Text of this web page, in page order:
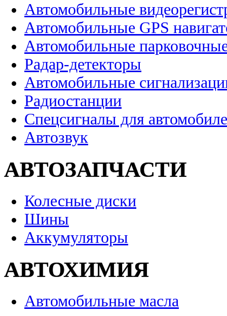
Автомобильные
Автомобильные GPS
Автомобильные
Радар-детекторы
Автомобильные
Радиостанции
Спецсигналы для
Автозвук
АВТОЗАПЧАСТИ
Колесные диски
Шины
Аккумуляторы
АВТОХИМИЯ
Автомобильные масла